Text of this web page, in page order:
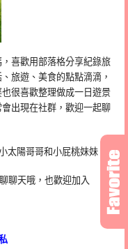
喜歡用部落格分享紀錄旅
旅遊、美食的點點滴滴，
很喜歡整理做成一日遊景
出現在社群，歡迎一起聊
太陽哥哥和小屁桃妹妹
聊天哦，也歡迎加入